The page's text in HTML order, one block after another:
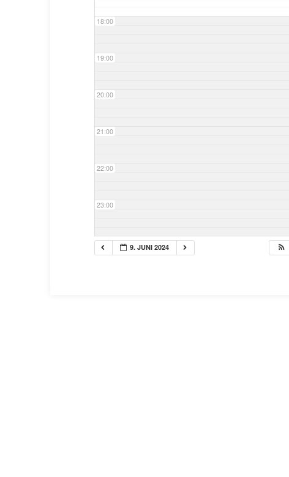
18:00
19:00
20:00
21:00
22:00
23:00
9. JUNI 2024